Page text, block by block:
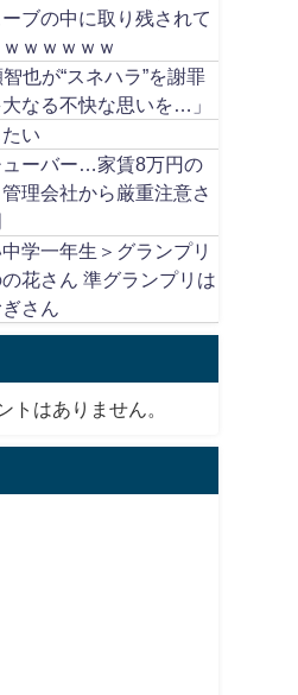
ーブの中に取り残されて
ｗｗｗｗｗ
也が“スネハラ”を謝罪
大なる不快な思いを…」
い
ーバー…家賃8万円の
理会社から厳重注意さ
学一年生＞グランプリ
花さん 準グランプリは
さん
トはありません。